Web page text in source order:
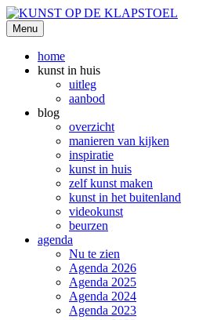
Ga
naar
de
inhoud
KUNST OP DE KLAPSTOEL
Menu
home
kunst in huis
uitleg
aanbod
blog
overzicht
manieren van kijken
inspiratie
kunst in huis
zelf kunst maken
kunst in het buitenland
videokunst
beurzen
agenda
Nu te zien
Agenda 2026
Agenda 2025
Agenda 2024
Agenda 2023